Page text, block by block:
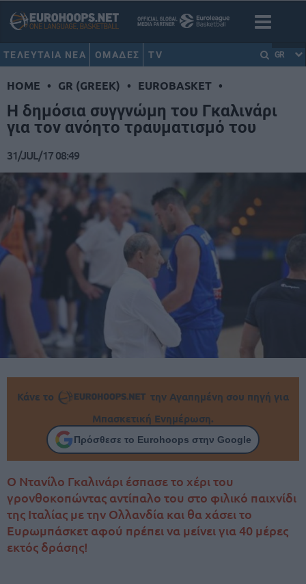
ΤΕΛΕΥΤΑΙΑ ΝΕΑ ΟΜΑΔΕΣ TV GR
HOME • GR (GREEK) • EUROBASKET •
Η δημόσια συγγνώμη του Γκαλινάρι
για τον ανόητο τραυματισμό του
31/JUL/17 08:49
Κάνε το
την Αγαπημένη σου πηγή για
Μπασκετική Ενημέρωση.
Πρόσθεσε το Eurohoops στην Google
Ο Ντανίλο Γκαλινάρι έσπασε το χέρι του
γρονθοκοπώντας αντίπαλο του στο φιλικό παιχνίδι
της Ιταλίας με την Ολλανδία και θα χάσει το
Ευρωμπάσκετ αφού πρέπει να μείνει για 40 μέρες
εκτός δράσης!